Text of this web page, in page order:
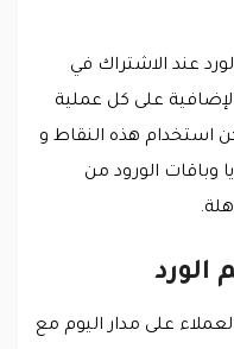
عند الاشتراك في
على كل عملية
استخدام هذه النقاط و
وباقات الورود من
على مدار اليوم مع